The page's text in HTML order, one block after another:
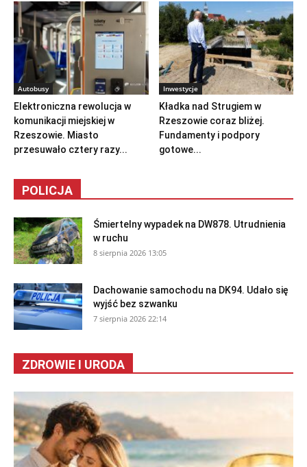
Autobusy
Elektroniczna rewolucja w
komunikacji miejskiej w
Rzeszowie. Miasto
przesuwało cztery razy...
Inwestycje
Kładka nad Strugiem w
Rzeszowie coraz bliżej.
Fundamenty i podpory
gotowe...
POLICJA
Śmiertelny wypadek na DW878. Utrudnienia
w ruchu
8 sierpnia 2026 13:05
Dachowanie samochodu na DK94. Udało się
wyjść bez szwanku
7 sierpnia 2026 22:14
ZDROWIE I URODA